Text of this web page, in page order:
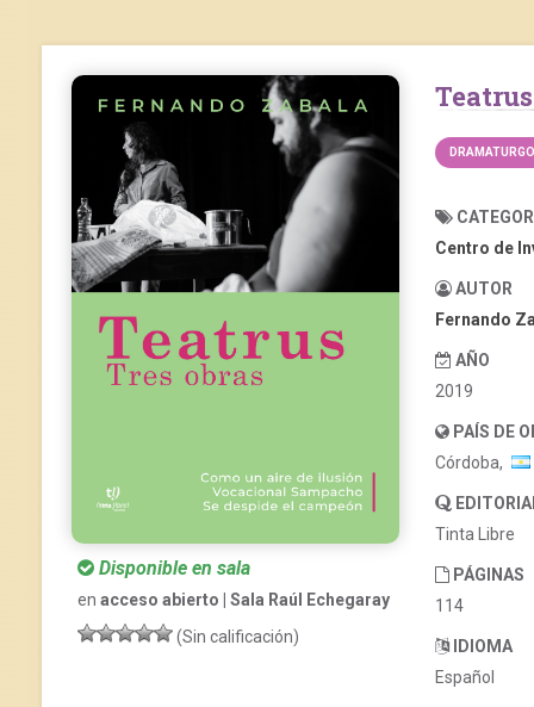
Disponible en sala
en acceso abierto | Sala Raúl Echegaray
(Sin calificación)
Centro de
AUTOR
Fernando
AÑO
2019
PAÍS DE
Córdoba,
Tinta Libre
PÁGINAS
114
IDIOMA
Español